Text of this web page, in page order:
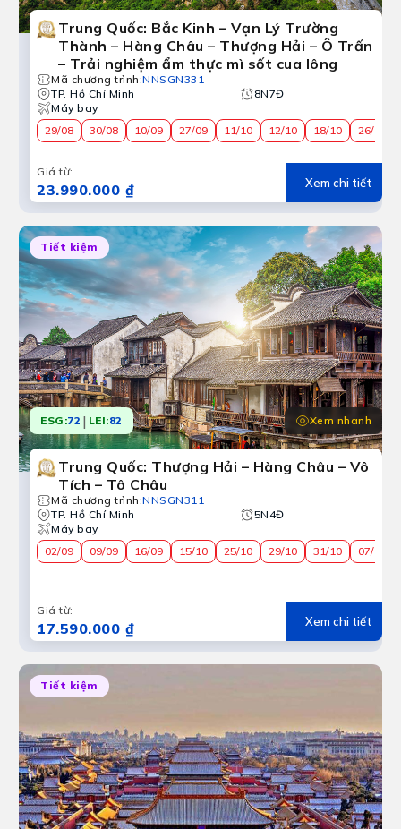
Trung Quốc: Bắc Kinh – Vạn Lý Trường
Thành – Hàng Châu – Thượng Hải – Ô Trấn
– Trải nghiệm ẩm thực mì sốt cua lông
Mã chương trình:NNSGN331
TP. Hồ Chí Minh
8N7Đ
Máy bay
29/08
30/08 10/09 27/09 11/10 12/10 18/10 26/10
Giá từ:
23.990.000 ₫ Xem chi tiết
Tiết kiệm
ESG:72 | LEI:82 Xem nhanh
Trung Quốc: Thượng Hải – Hàng Châu – Vô
Tích – Tô Châu
Mã chương trình:NNSGN311
TP. Hồ Chí Minh
5N4Đ
Máy bay
02/09
09/09 16/09 15/10 25/10 29/10 31/10 07/11
Giá từ:
17.590.000 ₫ Xem chi tiết
Tiết kiệm